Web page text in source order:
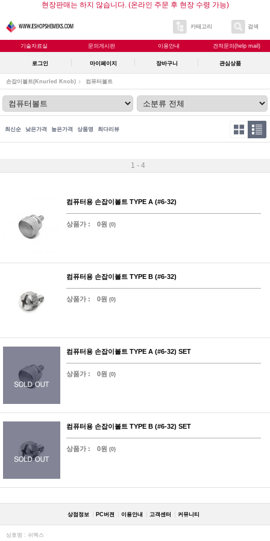
현장판매는 하지 않습니다. (온라인 주문 후 현장 수령 가능)
카테고리 검색
기술자료실 문의게시판 이용안내 견적문의(help mail)
로그인 마이페이지 장바구니 관심상품
손잡이볼트(Knurled Knob) 컴퓨터볼트
최신순 낮은가격 높은가격 상품명 최다리뷰
1 - 4
컴퓨터용 손잡이볼트 TYPE A (#6-32)
상품가 : 0원 (0)
컴퓨터용 손잡이볼트 TYPE B (#6-32)
상품가 : 0원 (0)
컴퓨터용 손잡이볼트 TYPE A (#6-32) SET
상품가 : 0원 (0)
컴퓨터용 손잡이볼트 TYPE B (#6-32) SET
상품가 : 0원 (0)
상점정보 PC버젼 이용안내 고객센터 커뮤니티
상호명 : 쉬멕스